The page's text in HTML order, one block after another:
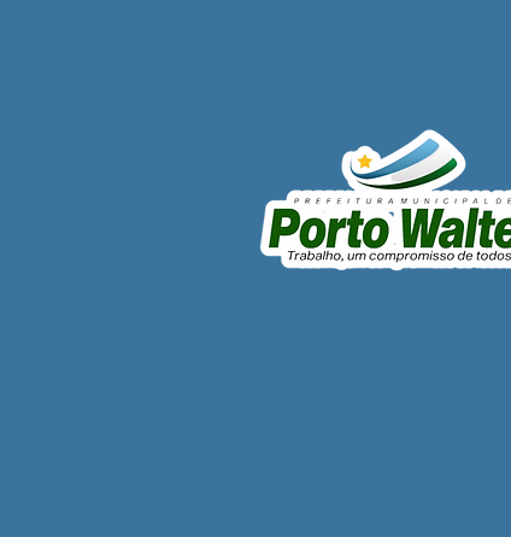
Prefeito e vice realizam
entrega de motores e
reforçam capacidade